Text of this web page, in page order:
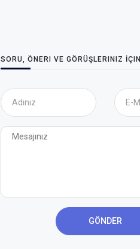
SORU, ÖNERI VE GÖRÜŞLERINIZ İÇIN
GÖNDER